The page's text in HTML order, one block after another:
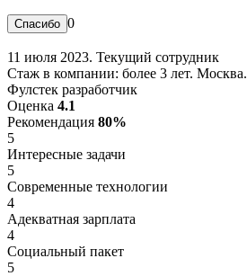
0
11 июля 2023. Текущий сотрудник
Стаж в компании: более 3 лет. Москва.
Фулстек разработчик
Оценка 4.1
Рекомендация 80%
5
Интересные задачи
5
Современные технологии
4
Адекватная зарплата
4
Социальный пакет
5